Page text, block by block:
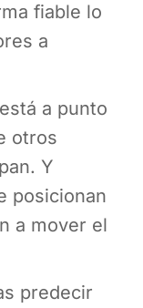
fiable lo
a
a punto
otros
Y
posicionan
a mover el
predecir